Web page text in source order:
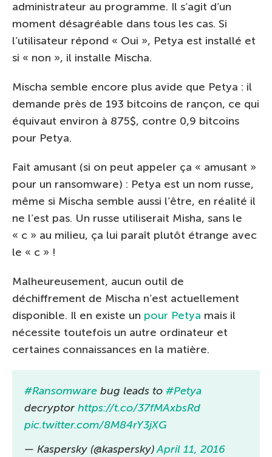
administrateur au programme. Il s’agit d’un
moment désagréable dans tous les cas. Si
l’utilisateur répond « Oui », Petya est installé et
si « non », il installe Mischa.
Mischa semble encore plus avide que Petya : il
demande près de 193 bitcoins de rançon, ce qui
équivaut environ à 875$, contre 0,9 bitcoins
pour Petya.
Fait amusant (si on peut appeler ça « amusant »
pour un ransomware) : Petya est un nom russe,
même si Mischa semble aussi l’être, en réalité il
ne l’est pas. Un russe utiliserait Misha, sans le
« c » au milieu, ça lui paraît plutôt étrange avec
le « c » !
Malheureusement, aucun outil de
déchiffrement de Mischa n’est actuellement
disponible. Il en existe un pour Petya mais il
nécessite toutefois un autre ordinateur et
certaines connaissances en la matière.
#Ransomware bug leads to #Petya
decryptor https://t.co/37fMAxbsRd
pic.twitter.com/8M84rY3jXG
— Kaspersky (@kaspersky)April 11, 2016